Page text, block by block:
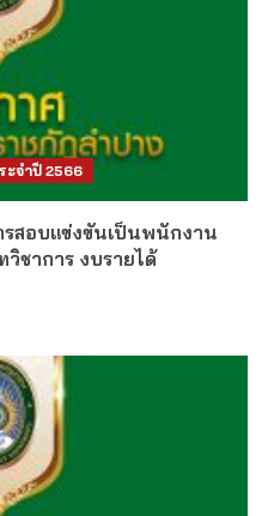
ะจำปี 2566
สอบแข่งขันเป็นพนักงาน
ชาการ งบรายได้